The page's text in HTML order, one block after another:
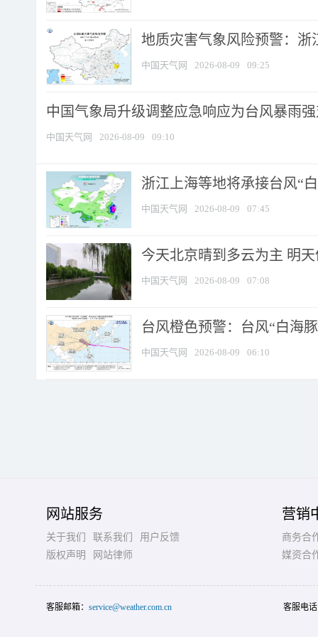
地质灾害气象风险预警：浙
中国天气网 2026-08-09 09:25
中国气象局升级调整应急响应为台风暴雨
中国天气网 2026-08-09 09:10
浙江上海等地将承接台风“
中国天气网 2026-08-09 07:45
今天北京晴到多云为主 明
中国天气网 2026-08-09 07:08
台风橙色预警：台风“白海
中国天气网 2026-08-09 06:10
网站服务
关于我们 联系我们
用户反馈
版权声明
网站律师
营销
商务合
媒资合
客服邮箱： service@weather.com.cn 客服电